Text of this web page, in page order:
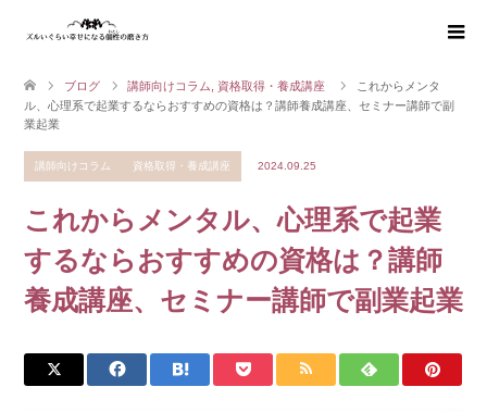
ブログ 講師向けコラム 資格取得・養成講座
これからメンタ
ル、心理系で起業するならおすすめの資格は？講師養成講座、セミナー講師で副
業起業
講師向けコラム 資格取得・養成講座 2024.09.25
これからメンタル、心理系で起業
するならおすすめの資格は？講師
養成講座、セミナー講師で副業起業